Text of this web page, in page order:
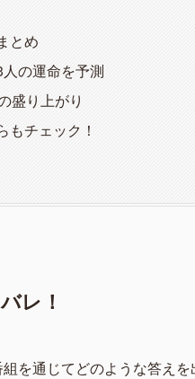
とめ
の運命を予測
盛り上がり
もチェック！
レ！
を通じてどのような答えを